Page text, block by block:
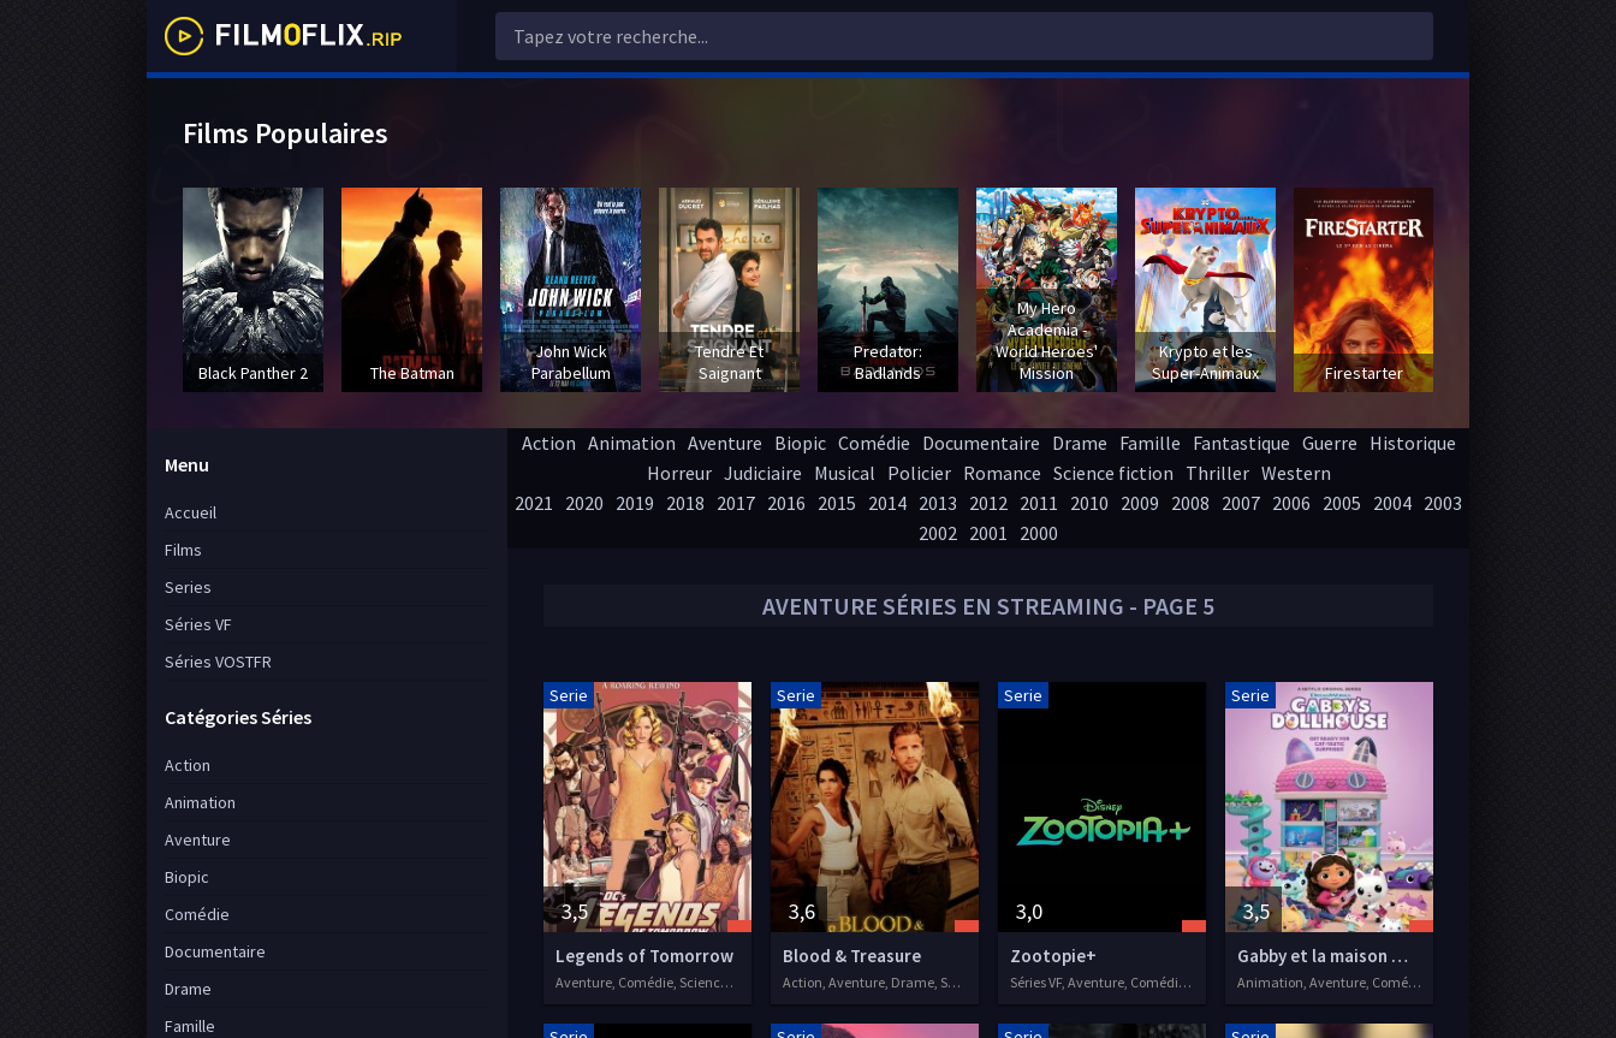
AVENTURE SÉRIES EN STREAMING - PAGE 5
3,5
Serie
Legends of Tomorrow
Aventure, Comédie, Science fiction, Séries VOSTFR, 2016
3,6
Serie
Blood & Treasure
Action, Aventure, Drame, Séries VF, 2019
3,0
Serie
Zootopie+
Séries VF, Aventure, Comédie, Animation, Famille
3,5
Serie
Gabby et la maison magique
Animation, Aventure, Comédie, Séries VF, 2021
Action Animation Aventure Biopic Comédie Documentaire Drame Famille Fantastique Guerre Historique
Horreur Judiciaire Musical Policier Romance Science fiction Thriller Western
2021 2020 2019 2018 2017 2016 2015 2014 2013 2012 2011 2010 2009 2008 2007 2006 2005 2004 2003
2002 2001 2000
Menu
Accueil
Films
Series
Séries VF
Séries VOSTFR
Catégories Séries
Action
Animation
Aventure
Biopic
Comédie
Documentaire
Drame
Famille
Films Populaires
Black Panther 2 The Batman
John Wick
Parabellum
Tendre Et
Saignant
Predator:
Badlands
My Hero
Academia -
World Heroes'
Mission
Krypto et les
Super-Animaux
Firestarter